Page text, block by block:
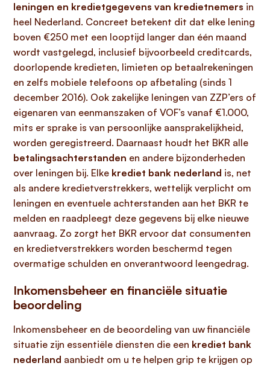
leningen en kredietgegevens van kredietnemers in
heel Nederland. Concreet betekent dit dat elke lening
boven €250 met een looptijd langer dan één maand
wordt vastgelegd, inclusief bijvoorbeeld creditcards,
doorlopende kredieten, limieten op betaalrekeningen
en zelfs mobiele telefoons op afbetaling (sinds 1
december 2016). Ook zakelijke leningen van ZZP’ers of
eigenaren van eenmanszaken of VOF’s vanaf €1.000,
mits er sprake is van persoonlijke aansprakelijkheid,
worden geregistreerd. Daarnaast houdt het BKR alle
betalingsachterstanden en andere bijzonderheden
over leningen bij. Elke krediet bank nederland is, net
als andere kredietverstrekkers, wettelijk verplicht om
leningen en eventuele achterstanden aan het BKR te
melden en raadpleegt deze gegevens bij elke nieuwe
aanvraag. Zo zorgt het BKR ervoor dat consumenten
en kredietverstrekkers worden beschermd tegen
overmatige schulden en onverantwoord leengedrag.
Inkomensbeheer en financiële situatie
beoordeling
Inkomensbeheer en de beoordeling van uw financiële
situatie zijn essentiële diensten die een krediet bank
nederland aanbiedt om u te helpen grip te krijgen op